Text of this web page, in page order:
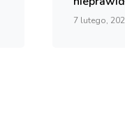
7 lutego,